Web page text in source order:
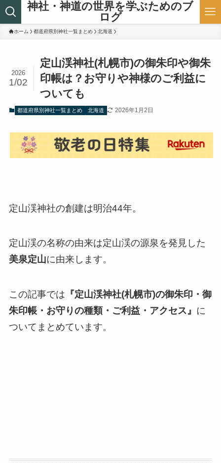
神社・神道の世界を学ぶためのブ
ログ
ホーム 都道府県別神社一覧まとめ 北海道
定山渓神社(札幌市)の御朱印や御朱
印帳は？お守りや神様のご利益に
ついても
2026
1/02
都道府県別神社一覧まとめ 北海道 2026年1月2日
定山渓神社の創建は明治44年。
定山渓の名称の由来は定山渓の源泉を発見した
美泉定山に由来します。
この記事では 『定山渓神社(札幌市)の御朱印・御
朱印帳・お守りの種類・ご利益・アクセス』 に
ついてまとめています。